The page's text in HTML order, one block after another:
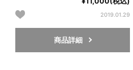
2019.01.29
商品詳細